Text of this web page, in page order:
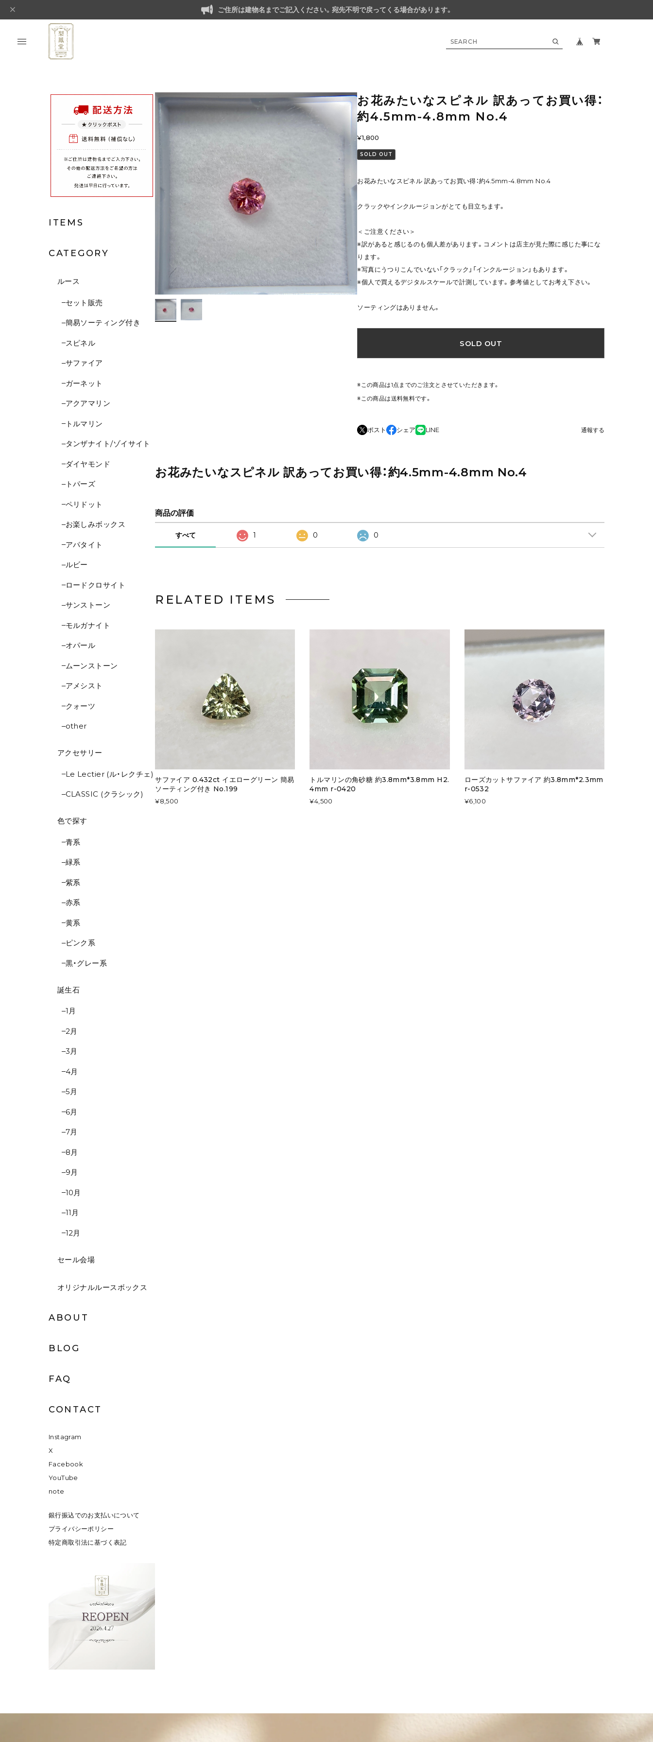
ご住所は建物名までご記入ください。宛先不明で戻ってくる場合があります。
ITEMS
CATEGORY
ルース
セット販売
簡易ソーティング付き
スピネル
サファイア
ガーネット
アクアマリン
トルマリン
タンザナイト/ゾイサイト
ダイヤモンド
トパーズ
ペリドット
お楽しみボックス
アパタイト
ルビー
ロードクロサイト
サンストーン
モルガナイト
オパール
ムーンストーン
アメシスト
クォーツ
other
アクセサリー
Le Lectier (ル・レクチェ)
CLASSIC (クラシック)
色で探す
青系
緑系
紫系
赤系
黄系
ピンク系
黒・グレー系
誕生石
1月
2月
3月
4月
5月
6月
7月
8月
9月
10月
11月
12月
セール会場
オリジナルルースボックス
ABOUT
BLOG
FAQ
CONTACT
Instagram
X
Facebook
YouTube
note
銀行振込でのお支払いについて
プライバシーポリシー
特定商取引法に基づく表記
お花みたいなスピネル 訳あってお買い得：
約4.5mm-4.8mm No.4
¥1,800
SOLD OUT
お花みたいなスピネル 訳あってお買い得：約4.5mm-4.8mm No.4
クラックやインクルージョンがとても目立ちます。
＜ご注意ください＞
※訳があると感じるのも個人差があります。コメントは店主が見た際に感じた事にな
ります。
※写真にうつりこんでいない「クラック」「インクルージョン」もあります。
※個人で買えるデジタルスケールで計測しています。参考値としてお考え下さい。
ソーティングはありません。
SOLD OUT
※この商品は1点までのご注文とさせていただきます。
※この商品は送料無料です。
ポスト シェア LINE 通報する
お花みたいなスピネル 訳あってお買い得：約4.5mm-4.8mm No.4
商品の評価
すべて 1 0 0
RELATED ITEMS
サファイア 0.432ct イエローグリーン 簡易
ソーティング付き No.199
¥8,500
トルマリンの角砂糖 約3.8mm*3.8mm H2.
4mm r-0420
¥4,500
ローズカットサファイア 約3.8mm*2.3mm
r-0532
¥6,100